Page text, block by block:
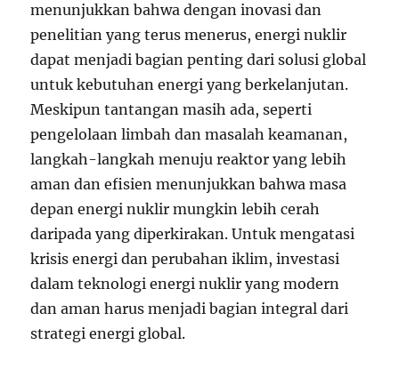
menunjukkan bahwa dengan inovasi dan
penelitian yang terus menerus, energi nuklir
dapat menjadi bagian penting dari solusi global
untuk kebutuhan energi yang berkelanjutan.
Meskipun tantangan masih ada, seperti
pengelolaan limbah dan masalah keamanan,
langkah-langkah menuju reaktor yang lebih
aman dan efisien menunjukkan bahwa masa
depan energi nuklir mungkin lebih cerah
daripada yang diperkirakan. Untuk mengatasi
krisis energi dan perubahan iklim, investasi
dalam teknologi energi nuklir yang modern
dan aman harus menjadi bagian integral dari
strategi energi global.